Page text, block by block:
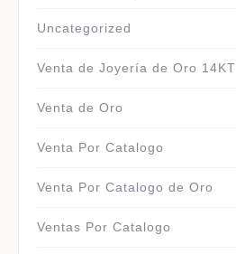
Uncategorized
Venta de Joyería de Oro 14KT
Venta de Oro
Venta Por Catalogo
Venta Por Catalogo de Oro
Ventas Por Catalogo